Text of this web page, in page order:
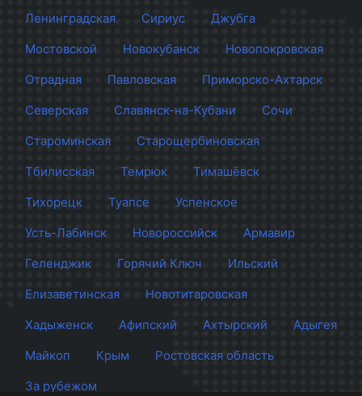
Ленинградская
Сириус
Джубга
Мостовской
Новокубанск
Новопокровская
Отрадная
Павловская
Приморско-Ахтарск
Северская
Славянск-на-Кубани
Сочи
Староминская
Старощербиновская
Тбилисская
Темрюк
Тимашёвск
Тихорецк
Туапсе
Успенское
Усть-Лабинск
Новороссийск
Армавир
Геленджик
Горячий Ключ
Ильский
Елизаветинская
Новотитаровская
Хадыженск
Афипский Ахтырский
Адыгея
Майкоп
Крым
Ростовская область
За рубежом